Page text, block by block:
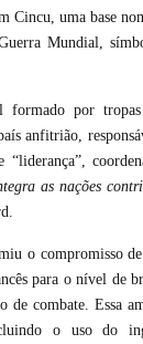
Cincu, uma base
Mundial,
formado por
anfitrião,
as nações
o compromisso
para o nível de
de combate. Essa
o uso do